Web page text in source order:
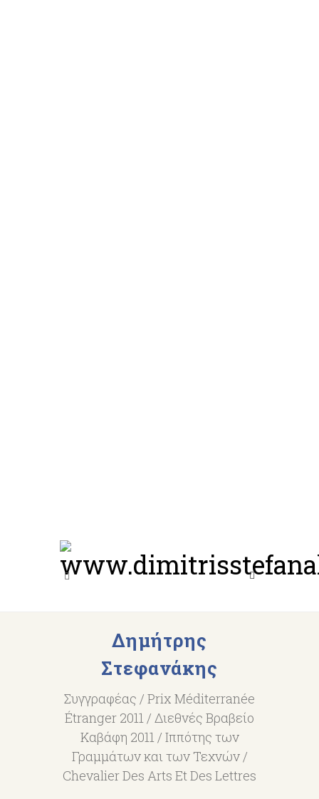
Δημήτρης
Στεφανάκης
Συγγραφέας / Prix Méditerranée
Étranger 2011 / Διεθνές Βραβείο
Καβάφη 2011 / Ιππότης των
Γραμμάτων και των Τεχνών /
Chevalier Des Arts Et Des Lettres